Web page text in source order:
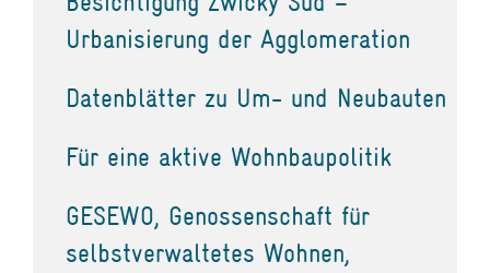
Urbanisierung der Agglomeration
Datenblätter zu Um- und Neubauten
Für eine aktive Wohnbaupolitik
GESEWO, Genossenschaft für
selbstverwaltetes Wohnen,